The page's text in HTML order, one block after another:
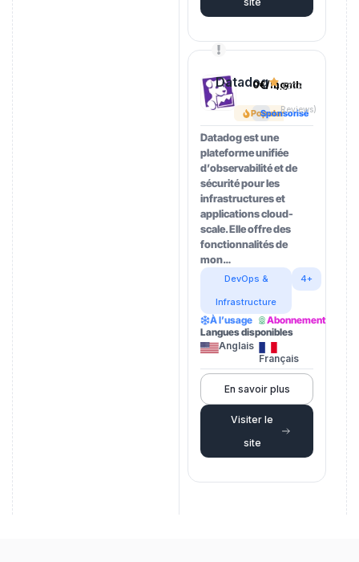
Datadog
Popular
Sponsorisé
0€/month
4.5(202
Reviews)
Datadog est une
plateforme unifiée
d’observabilité et de
sécurité pour les
infrastructures et
applications cloud-
scale. Elle offre des
fonctionnalités de
mon…
DevOps &
Infrastructure
4+
À l’usage
Abonnement
Langues disponibles
Anglais
Français
En savoir plus
Visiter le
site